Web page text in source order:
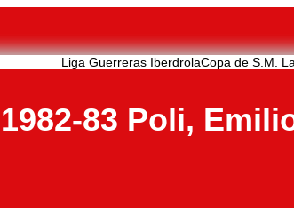
Liga Guerreras IberdrolaCopa de S.M.
83 Poli,